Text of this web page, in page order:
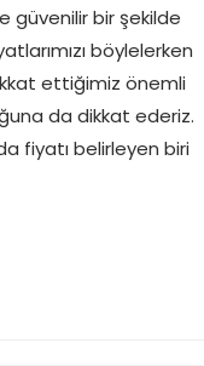
güvenilir bir şekilde
böylelerken
ettiğimiz önemli
da dikkat ederiz.
fiyatı belirleyen biri